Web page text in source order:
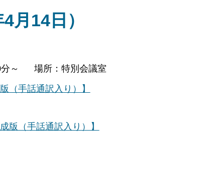
月14日）
分～ 場所：特別会議室
（手話通訳入り）】
版（手話通訳入り）】